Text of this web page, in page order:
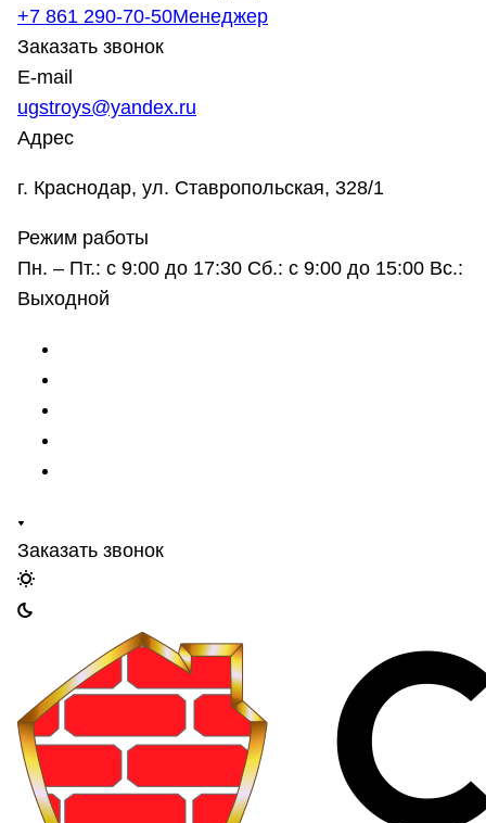
+7 861 290-70-50Менеджер
Заказать звонок
E-mail
ugstroys@yandex.ru
Адрес
г. Краснодар, ул. Ставропольская, 328/1
Режим работы
Пн. – Пт.: с 9:00 до 17:30 Сб.: с 9:00 до 15:00 Вс.:
Выходной
Заказать звонок